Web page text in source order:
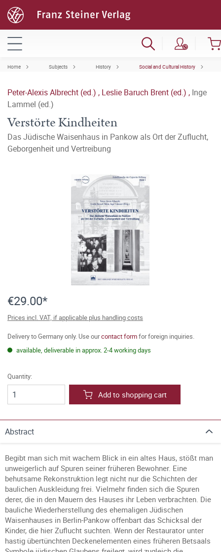
Home Subjects History Social and Cultural History
Peter-Alexis Albrecht (ed.) , Leslie Baruch Brent (ed.) , Inge
Lammel (ed.)
Verstörte Kindheiten
Das Jüdische Waisenhaus in Pankow als Ort der Zuflucht,
Geborgenheit und Vertreibung
€29.00*
Prices incl. VAT, if applicable plus handling costs
Delivery to Germany only. Use ourcontact formfor foreign inquiries.
available, deliverable in approx. 2-4 working days
Quantity:
Add to shopping cart
Abstract
Begibt man sich mit wachem Blick in ein altes Haus, stößt man
unweigerlich auf Spuren seiner früheren Bewohner. Eine
behutsame Rekonstruktion legt nicht nur die Schichten der
baulichen Auskleidung frei. Vielmehr finden sich die Spuren
derer, die in den Mauern des Hauses ihr Leben verbrachten. Die
bauliche Wiederherstellung des ehemaligen Jüdischen
Waisenhauses in Berlin-Pankow offenbart das Schicksal der
Kinder, die hier Zuflucht suchten. Wenn der Restaurator unter
hastig übertünchten Deckenelementen eines früheren Betsaals